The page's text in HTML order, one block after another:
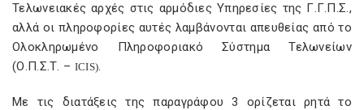
Τελωνειακές αρχές στις αρμόδιες Υπηρεσίες της Γ.Γ.Π.Σ.,
αλλά οι πληροφορίες αυτές λαμβάνονται απευθείας από το
Ολοκληρωμένο Πληροφοριακό Σύστημα Τελωνείων
(Ο.Π.Σ.Τ. – ICIS).
Με τις διατάξεις της παραγράφου 3 ορίζεται ρητά το